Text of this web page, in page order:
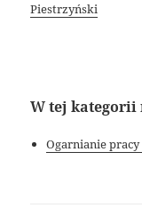
Piestrzyński
W tej kategorii
Ogarnianie pracy